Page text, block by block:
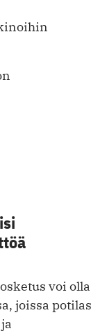
voi olla
joissa potilas